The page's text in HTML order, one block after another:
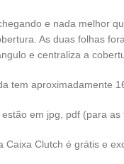
e nada melhor
As duas folhas
e centraliza a
tem aproximadamente
em jpg, pdf (para
Caixa Clutch é grátis e